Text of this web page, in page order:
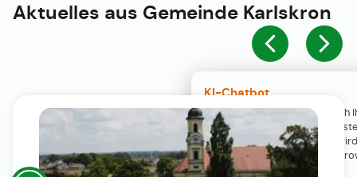
KI-Chatbot
Der KI-Chatbot steht erst nach
Einwilligung in den Cookie-
Verfügung. Der Chat-Verlauf
ausschließlich lokal in Ihrem
gespeichert.
Aktuelles aus Gemeinde Karlskron